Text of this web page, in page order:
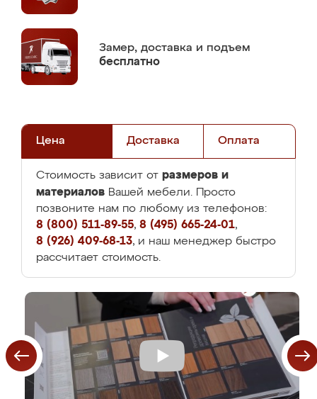
Замер, доставка и подъем
бесплатно
Цена Доставка Оплата
Стоимость зависит от размеров и
материалов Вашей мебели. Просто
позвоните нам по любому из телефонов:
8 (800) 511-89-55, 8 (495) 665-24-01,
8 (926) 409-68-13, и наш менеджер быстро
рассчитает стоимость.